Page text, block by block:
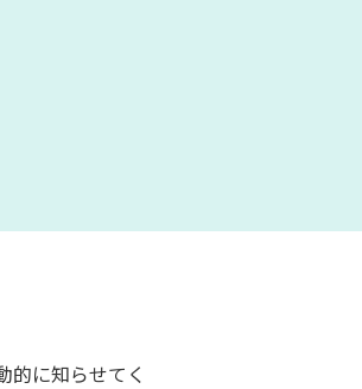
的に知らせてく